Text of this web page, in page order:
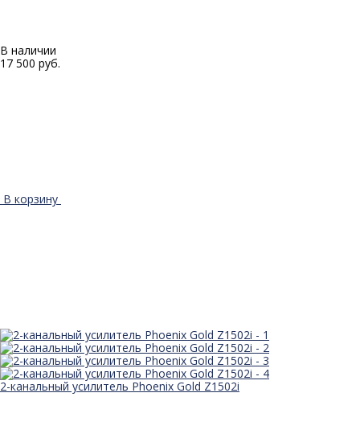
В наличии
17 500 руб.
В корзину
2-канальный усилитель Phoenix Gold Z1502i